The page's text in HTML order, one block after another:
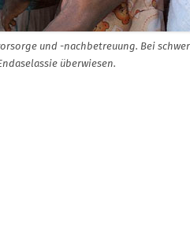
und -nachbetreuung. Bei
überwiesen.